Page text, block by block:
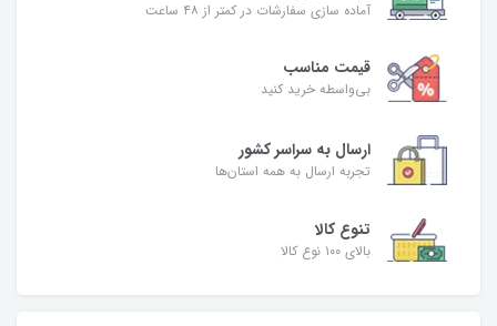
آماده سازی سفارشات در کمتر از ۴۸ ساعت
قیمت مناسب
بی‌واسطه خرید کنید
ارسال به سراسر کشور
تجربه ارسال به همه استان‌ها
تنوع کالا
بالای ۱۰۰ نوع کالا